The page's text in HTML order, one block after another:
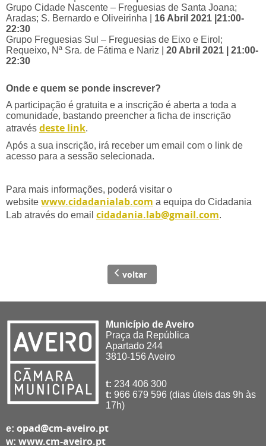
Grupo Cidade Nascente – Freguesias de Santa Joana;
Aradas; S. Bernardo e Oliveirinha | 16 Abril 2021 |21:00-
22:30
Grupo Freguesias Sul – Freguesias de Eixo e Eirol;
Requeixo, Nª Sra. de Fátima e Nariz |
20 Abril 2021 | 21:00-
22:30
Onde e quem se ponde inscrever?
A participação é gratuita e a inscrição é aberta a toda a
comunidade, bastando preencher a ficha de inscrição
através deste link.
Após a sua inscrição, irá receber um email com o link de
acesso para a sessão selecionada.
Para mais informações, poderá visitar o
website www.cidadanialab.com a equipa do Cidadania
Lab através do email cidadania.lab@gmail.com.
voltar
Município de Aveiro
Praça da República
Apartado 244
3810-156 Aveiro
t: 234 406 300
t: 966 679 596 (dias úteis das 9h às
17h)
e: opad@cm-aveiro.pt
w: www.cm-aveiro.pt